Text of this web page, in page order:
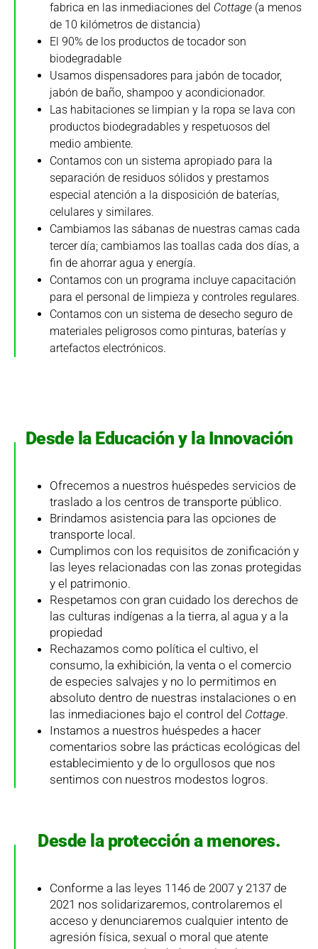
fabrica en las inmediaciones del Cottage (a menos
de 10 kilómetros de distancia)
El 90% de los productos de tocador son
biodegradable
Usamos dispensadores para jabón de tocador,
jabón de baño, shampoo y acondicionador.
Las habitaciones se limpian y la ropa se lava con
productos biodegradables y respetuosos del
medio ambiente.
Contamos con un sistema apropiado para la
separación de residuos sólidos y prestamos
especial atención a la disposición de baterías,
celulares y similares.
Cambiamos las sábanas de nuestras camas cada
tercer día; cambiamos las toallas cada dos días, a
fin de ahorrar agua y energía.
Contamos con un programa incluye capacitación
para el personal de limpieza y controles regulares.
Contamos con un sistema de desecho seguro de
materiales peligrosos como pinturas, baterías y
artefactos electrónicos.
Desde la Educación y la Innovación
Ofrecemos a nuestros huéspedes servicios de
traslado a los centros de transporte público.
Brindamos asistencia para las opciones de
transporte local.
Cumplimos con los requisitos de zonificación y
las leyes relacionadas con las zonas protegidas
y el patrimonio.
Respetamos con gran cuidado los derechos de
las culturas indígenas a la tierra, al agua y a la
propiedad
Rechazamos como política el cultivo, el
consumo, la exhibición, la venta o el comercio
de especies salvajes y no lo permitimos en
absoluto dentro de nuestras instalaciones o en
las inmediaciones bajo el control del Cottage.
Instamos a nuestros huéspedes a hacer
comentarios sobre las prácticas ecológicas del
establecimiento y de lo orgullosos que nos
sentimos con nuestros modestos logros.
Desde la protección a menores.
Conforme a las leyes 1146 de 2007 y 2137 de
2021 nos solidarizaremos, controlaremos el
acceso y denunciaremos cualquier intento de
agresión física, sexual o moral que atente